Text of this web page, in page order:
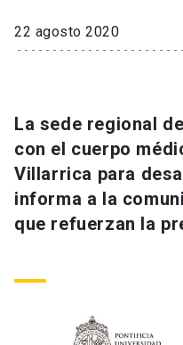
Información para
Futuros estudiantes
Estudiantes
Académicos
Go to english site
Mi Cuenta UC
22 agosto 2020
La sede regional
con el cuerpo
Villarrica para
informa a la
que refuerzan la